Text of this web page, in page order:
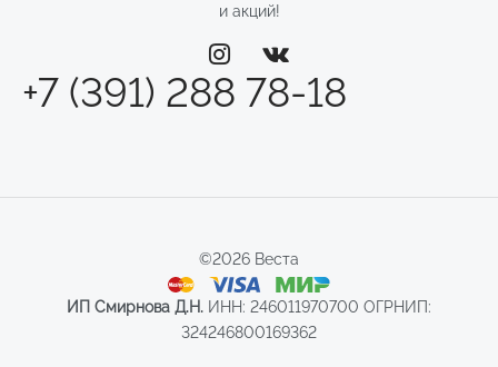
и акций!
+7 (391) 288 78-18
©2026 Веста
ИП Смирнова Д.Н. ИНН: 246011970700 ОГРНИП:
324246800169362